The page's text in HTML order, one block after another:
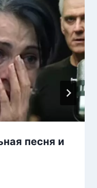
песня и